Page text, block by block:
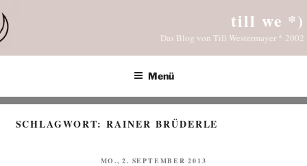
Inhalt
springen
till we *)
Das Blog von Till Westermayer * 2002
Menü
SCHLAGWORT:RAINER BRÜDERLE
VERÖFFENTLICHT
MO., 2. SEPTEMBER 2013